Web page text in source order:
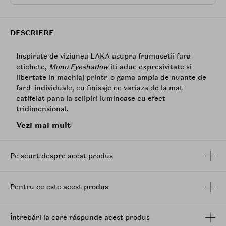
DESCRIERE
Inspirate de viziunea LAKA asupra frumusetii fara
etichete, Mono Eyeshadowiti aduc expresivitate si
libertate in machiaj printr-o gama ampla de nuante de
fard individuale, cu finisaje ce variaza de la mat
catifelat pana la sclipiri luminoase cu efect
tridimensional.
Cele 26 de nuante, de la tonuri naturale la reflexii
rafinament.
definire, fiind usor de estompat astfel incat culoarea sa
reflectand lumina pentru un efect sofisticat, potrivit
Vezi mai mult
Pe scurt despre acest produs
Pentru ce este acest produs
Întrebări la care răspunde acest produs